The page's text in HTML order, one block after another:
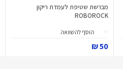
מברשת שטיפת לעמדת ריקון
ROBOROCK
הוסף להשוואה
50 ₪